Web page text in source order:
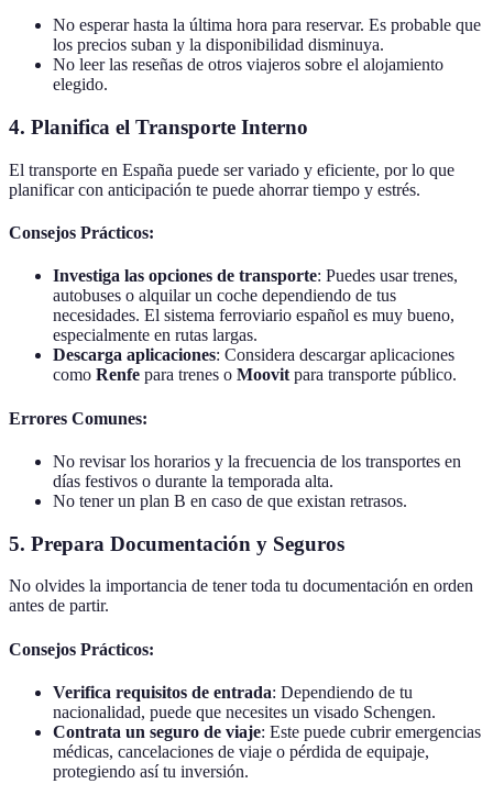
No esperar hasta la última hora para reservar. Es probable que
los precios suban y la disponibilidad disminuya.
No leer las reseñas de otros viajeros sobre el alojamiento
elegido.
4. Planifica el Transporte Interno
El transporte en España puede ser variado y eficiente, por lo que
planificar con anticipación te puede ahorrar tiempo y estrés.
Consejos Prácticos:
Investiga las opciones de transporte: Puedes usar trenes,
autobuses o alquilar un coche dependiendo de tus
necesidades. El sistema ferroviario español es muy bueno,
especialmente en rutas largas.
Descarga aplicaciones: Considera descargar aplicaciones
como Renfe para trenes o Moovit para transporte público.
Errores Comunes:
No revisar los horarios y la frecuencia de los transportes en
días festivos o durante la temporada alta.
No tener un plan B en caso de que existan retrasos.
5. Prepara Documentación y Seguros
No olvides la importancia de tener toda tu documentación en orden
antes de partir.
Consejos Prácticos:
Verifica requisitos de entrada: Dependiendo de tu
nacionalidad, puede que necesites un visado Schengen.
Contrata un seguro de viaje: Este puede cubrir emergencias
médicas, cancelaciones de viaje o pérdida de equipaje,
protegiendo así tu inversión.